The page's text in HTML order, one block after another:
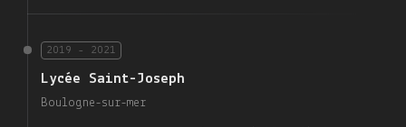
2019 - 2021
Lycée Saint-Joseph
Boulogne-sur-mer